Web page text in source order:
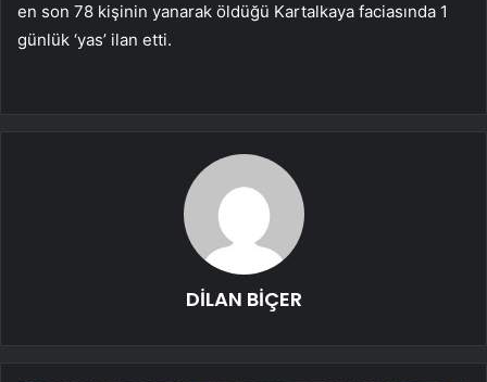
en son 78 kişinin yanarak öldüğü Kartalkaya faciasında 1
günlük ‘yas’ ilan etti.
DİLAN BİÇER